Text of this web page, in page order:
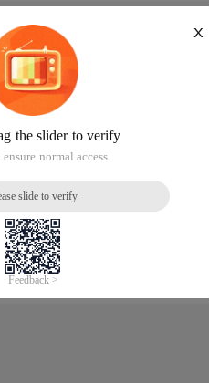
X